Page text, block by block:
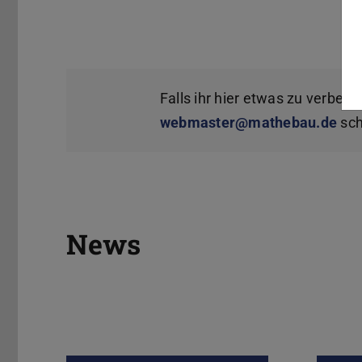
Falls ihr hier etwas zu
webmaster@mathebau.de
News